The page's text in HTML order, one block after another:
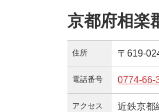
京都府相楽
住所 〒619-
電話番号 0774-66-
アクセス 近鉄京都